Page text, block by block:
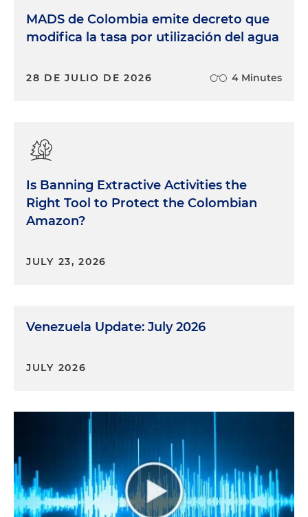
MADS de Colombia emite decreto que
modifica la tasa por utilización del agua
28 DE JULIO DE 2026 4 Minutes
Is Banning Extractive Activities the
Right Tool to Protect the Colombian
Amazon?
JULY 23, 2026
Venezuela Update: July 2026
JULY 2026